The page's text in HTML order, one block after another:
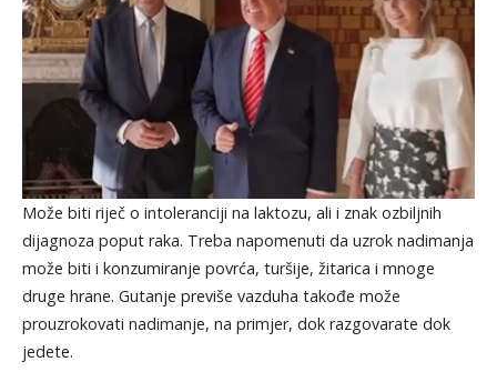
Može biti riječ o intoleranciji na laktozu, ali i znak ozbiljnih
dijagnoza poput raka. Treba napomenuti da uzrok nadimanja
može biti i konzumiranje povrća, turšije, žitarica i mnoge
druge hrane. Gutanje previše vazduha takođe može
prouzrokovati nadimanje, na primjer, dok razgovarate dok
jedete.